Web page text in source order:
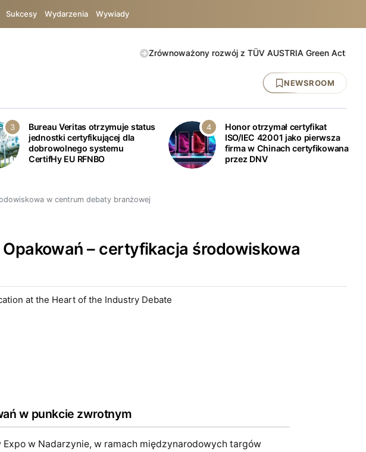
Sukcesy Wydarzenia Wywiady
Zrównoważony rozwój z TÜV AUSTRIA Green Action. Sprawdź
NEWSROOM
Bureau Veritas otrzymuje status
jednostki certyfikującej dla
dobrowolnego systemu
CertifHy EU RFNBO
Honor otrzymał certyfikat
ISO/IEC 42001 jako pierwsza
firma w Chinach certyfikowana
przez DNV
w centrum debaty branżowej
Opakowań – certyfikacja środowiskowa
at the Heart of the Industry Debate
w punkcie zwrotnym
w Nadarzynie, w ramach międzynarodowych targów